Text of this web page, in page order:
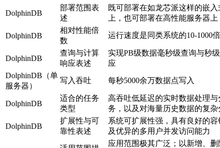
DolphinDB
部署范围表
述
既可部署在如龙芯派这样的嵌入
上，也可部署在高性能服务器上
DolphinDB
相对性能倍
数
运行速度是同类系统的10-1000倍
DolphinDB
查询与计算
响应表述
实现PB级数据毫秒级查询与秒
应
DolphinDB（单
服务器）
写入吞吐 每秒5000余万数据点写入
DolphinDB
适合的任务
类型
高吞吐低延迟的实时数据处理与
务，以及对海量历史数据的复杂
DolphinDB
扩展性与可
靠性表述
系统可扩展性强，具有良好的容
及优异的多用户并发访问能力
应用范围极其广泛；以新增、删